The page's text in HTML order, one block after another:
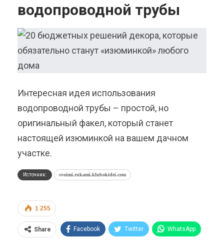
водопроводной трубы
Интересная идея использования
водопроводной трубы – простой, но
оригинальный факел, который станет
настоящей изюминкой на вашем дачном
участке.
Источник: svoimi.rukami.klubokidei.com
1 255
Share Facebook Twitter WhatsApp